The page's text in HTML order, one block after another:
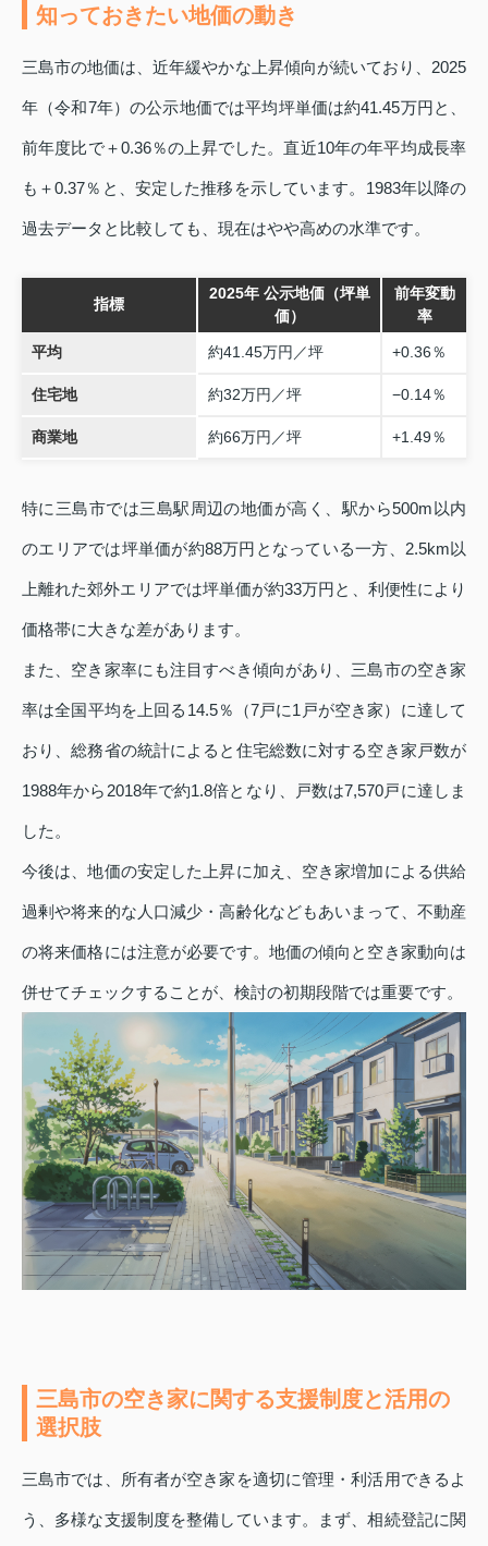
知っておきたい地価の動き
三島市の地価は、近年緩やかな上昇傾向が続いており、2025
年（令和7年）の公示地価では平均坪単価は約41.45万円と、
前年度比で＋0.36％の上昇でした。直近10年の年平均成長率
も＋0.37％と、安定した推移を示しています。1983年以降の
過去データと比較しても、現在はやや高めの水準です。
指標
2025年 公示地価（坪単
価）
前年変動
率
平均 約41.45万円／坪 +0.36％
住宅地 約32万円／坪 −0.14％
商業地 約66万円／坪 +1.49％
特に三島市では三島駅周辺の地価が高く、駅から500m以内
のエリアでは坪単価が約88万円となっている一方、2.5km以
上離れた郊外エリアでは坪単価が約33万円と、利便性により
価格帯に大きな差があります。
また、空き家率にも注目すべき傾向があり、三島市の空き家
率は全国平均を上回る14.5％（7戸に1戸が空き家）に達して
おり、総務省の統計によると住宅総数に対する空き家戸数が
1988年から2018年で約1.8倍となり、戸数は7,570戸に達しま
した。
今後は、地価の安定した上昇に加え、空き家増加による供給
過剰や将来的な人口減少・高齢化などもあいまって、不動産
の将来価格には注意が必要です。地価の傾向と空き家動向は
併せてチェックすることが、検討の初期段階では重要です。
三島市の空き家に関する支援制度と活用の
選択肢
三島市では、所有者が空き家を適切に管理・利活用できるよ
う、多様な支援制度を整備しています。まず、相続登記に関